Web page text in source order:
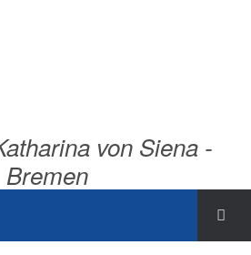
von Siena -
Bremen